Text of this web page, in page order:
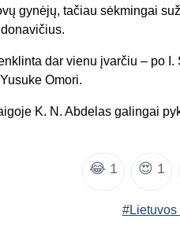
gynėjų, tačiau sėkmingai
dar vienu įvarčiu – po
Omori.
K. N. Abdelas galingai
😂 1 😍 1
#Lietuvos